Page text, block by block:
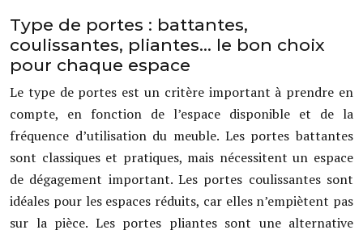
Type de portes : battantes,
coulissantes, pliantes… le bon choix
pour chaque espace
Le type de portes est un critère important à prendre en
compte, en fonction de l’espace disponible et de la
fréquence d’utilisation du meuble. Les portes battantes
sont classiques et pratiques, mais nécessitent un espace
de dégagement important. Les portes coulissantes sont
idéales pour les espaces réduits, car elles n’empiètent pas
sur la pièce. Les portes pliantes sont une alternative